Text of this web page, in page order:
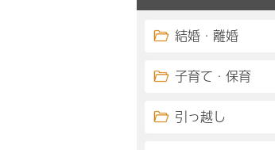
結婚・離婚
子育て・保育
引っ越し